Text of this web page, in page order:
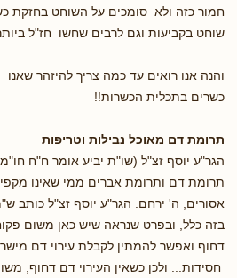
חמור כזה ולא סומכים על השוחט בחזקת
שוחט בקביעות וגם לרבים שחשו חז"ל
והנה אנו רואים עד כמה צריך להיזהר שאנו
כשרים בתכלית הכשרות!!
תרומת דם מאוכל נבילות וטריפות
הגר"ע יוסף זצ"ל (שו"ת יביע אומר ח"ח
תרומת דם ותרומת אברים ממי שאינו
אסורים, ה' ירחם. הגר"ע יוסף זצ"ל כותב
בזה כלל, ובפרט שנראה שיש כאן משום
דחוף ואפשר להמתין לקבלת עירוי דם
חסידות... ולכן כשאין העירוי דם דחוף,